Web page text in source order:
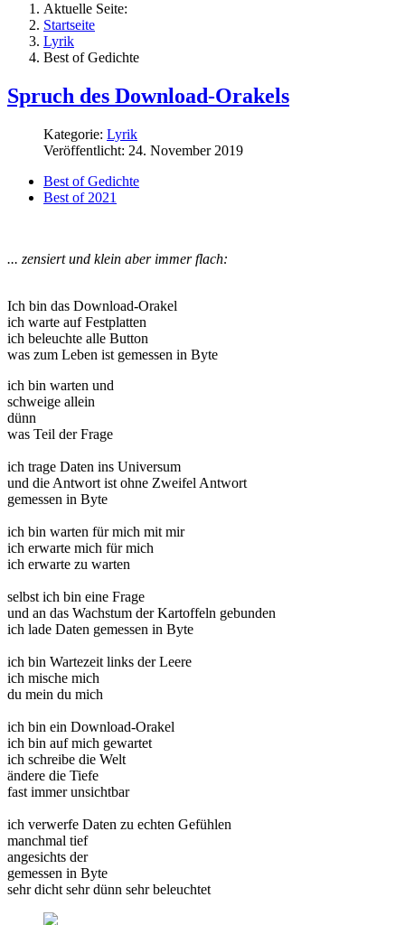
Aktuelle Seite:
Startseite
Lyrik
Best of Gedichte
Spruch des Download-Orakels
Kategorie: Lyrik
Veröffentlicht: 24. November 2019
Best of Gedichte
Best of 2021
... zensiert und klein aber immer flach:
Ich bin das Download-Orakel
ich warte auf Festplatten
ich beleuchte alle Button
was zum Leben ist gemessen in Byte
ich bin warten und
schweige allein
dünn
was Teil der Frage
ich trage Daten ins Universum
und die Antwort ist ohne Zweifel Antwort
gemessen in Byte
ich bin warten für mich mit mir
ich erwarte mich für mich
ich erwarte zu warten
selbst ich bin eine Frage
und an das Wachstum der Kartoffeln gebunden
ich lade Daten gemessen in Byte
ich bin Wartezeit links der Leere
ich mische mich
du mein du mich
ich bin ein Download-Orakel
ich bin auf mich gewartet
ich schreibe die Welt
ändere die Tiefe
fast immer unsichtbar
ich verwerfe Daten zu echten Gefühlen
manchmal tief
angesichts der
gemessen in Byte
sehr dicht sehr dünn sehr beleuchtet